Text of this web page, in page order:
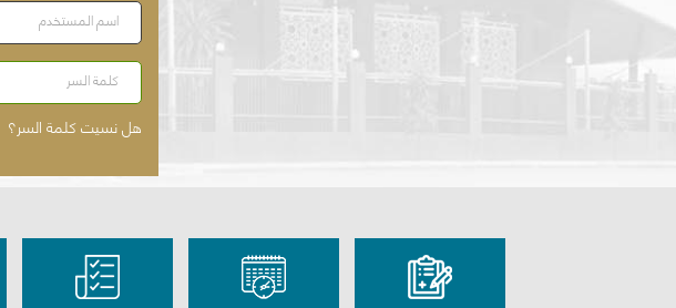
اسم المستخدم
كلمة السر
هل نسيت كلمة السر؟